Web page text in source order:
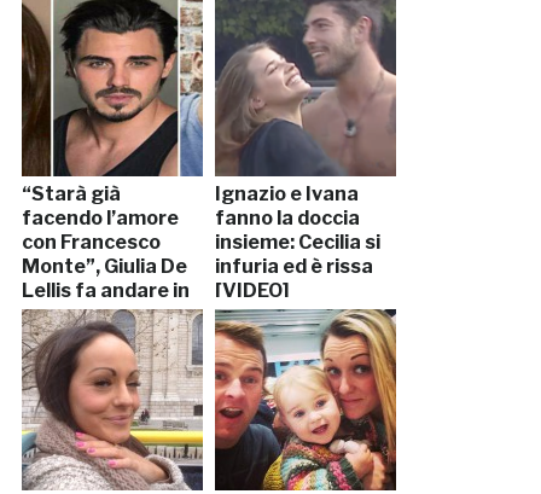
anniversario
“Starà già
facendo l’amore
con Francesco
Monte”, Giulia De
Lellis fa andare in
crisi Ignazio
Ignazio e Ivana
fanno la doccia
insieme: Cecilia si
infuria ed è rissa
[VIDEO]